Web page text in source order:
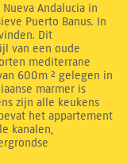
Andalucia in
Puerto Banus. In
Dit
van een oude
mediterrane
600m ² gelegen in
marmer is
zijn alle keukens
het appartement
kanalen,